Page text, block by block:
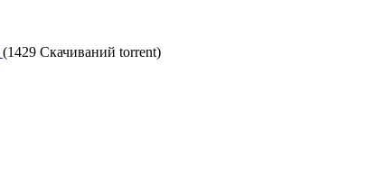
(1429 Скачиваний torrent)